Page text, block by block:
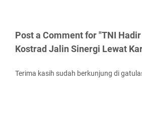
Post a Comment for "TNI
Kostrad Jalin Sinergi Lewat
Terima kasih sudah berkunjung di